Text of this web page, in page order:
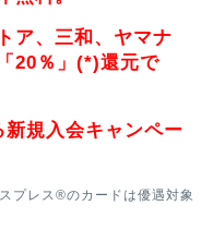
ア、三和、ヤマナ
20％」(*)還元で
規入会キャンペー
プレス®のカードは優遇対象